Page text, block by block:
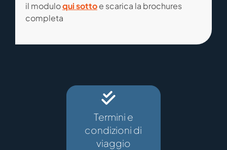
il moduloqui sottoe scarica la brochures
completa
Termini e
condizioni di
viaggio